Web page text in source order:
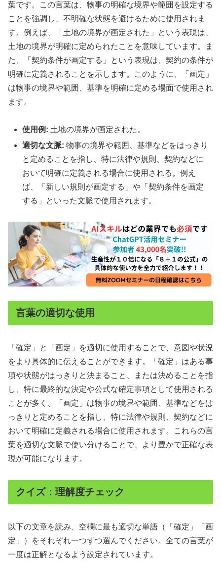
葉です。この言葉は、物事の明確な境界や範囲を設定する
ことを強調し、不明確な状態を避けるために使用されま
す。例えば、「土地の境界が画定された」という表現は、
土地の境界が明確に定められたことを意味しています。ま
た、「契約条件が画定する」という表現は、契約の条件が
明確に定義されることを示します。このように、「画定」
は物事の境界や範囲、基準を明確に定める場面で使用され
ます。
使用例: 土地の境界が画定された。
適切な文脈: 物事の境界や範囲、基準などをはっきり
と定めることを指し、特に法律や規則、契約などに
おいて明確に定義される場合に使用される。例え
ば、「新しい規則が画定する」や「契約条件を画定
する」といった文脈で使用されます。
言葉の適切な使用
「確定」と「画定」を適切に使用することで、意図や状況
をより具体的に伝えることができます。「確定」はある事
項や状態がはっきりと決まること、または決めることを指
し、特に最終的な決定や公式な確定事項として使用される
ことが多く、「画定」は物事の境界や範囲、基準などをは
っきりと定めることを指し、特に法律や規則、契約などに
おいて明確に定義される場合に使用されます。これらの言
葉を適切な文脈で使い分けることで、より豊かで正確な表
現が可能になります。
クイズ：理解度チェック
以下の文章を読み、空欄に最も適切な単語（「確定」「画
定」）をそれぞれ一つずつ選んでください。全ての言葉が
一度は正解となるよう設定されています。